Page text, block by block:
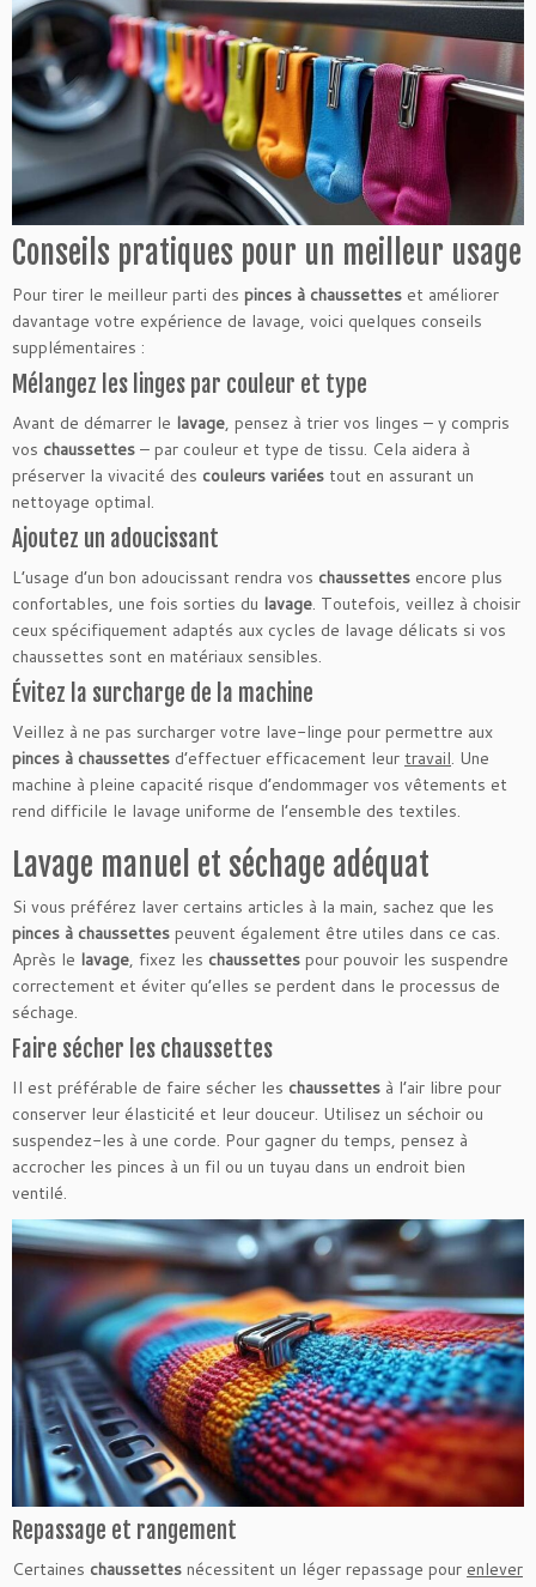
Conseils pratiques pour un meilleur usage
Pour tirer le meilleur parti des pinces à chaussettes et améliorer
davantage votre expérience de lavage, voici quelques conseils
supplémentaires :
Mélangez les linges par couleur et type
Avant de démarrer le lavage, pensez à trier vos linges – y compris
vos chaussettes – par couleur et type de tissu. Cela aidera à
préserver la vivacité des couleurs variées tout en assurant un
nettoyage optimal.
Ajoutez un adoucissant
L’usage d’un bon adoucissant rendra vos chaussettes encore plus
confortables, une fois sorties du lavage. Toutefois, veillez à choisir
ceux spécifiquement adaptés aux cycles de lavage délicats si vos
chaussettes sont en matériaux sensibles.
Évitez la surcharge de la machine
Veillez à ne pas surcharger votre lave-linge pour permettre aux
pinces à chaussettes d’effectuer efficacement leur travail. Une
machine à pleine capacité risque d’endommager vos vêtements et
rend difficile le lavage uniforme de l’ensemble des textiles.
Lavage manuel et séchage adéquat
Si vous préférez laver certains articles à la main, sachez que les
pinces à chaussettes peuvent également être utiles dans ce cas.
Après le lavage, fixez les chaussettes pour pouvoir les suspendre
correctement et éviter qu’elles se perdent dans le processus de
séchage.
Faire sécher les chaussettes
Il est préférable de faire sécher les chaussettes à l’air libre pour
conserver leur élasticité et leur douceur. Utilisez un séchoir ou
suspendez-les à une corde. Pour gagner du temps, pensez à
accrocher les pinces à un fil ou un tuyau dans un endroit bien
ventilé.
Repassage et rangement
Certaines chaussettes nécessitent un léger repassage pour enlever